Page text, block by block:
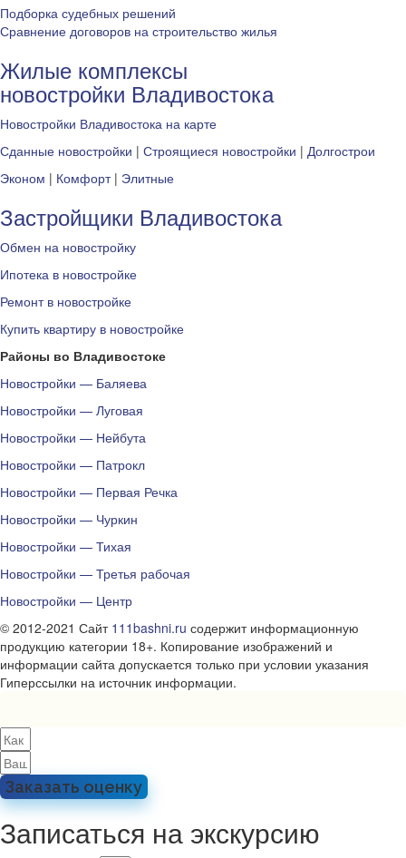
Подборка судебных решений
Сравнение договоров на строительство жилья
Жилые комплексы
новостройки Владивостока
Новостройки Владивостока на карте
Сданные новостройки | Строящиеся новостройки | Долгострои
Эконом | Комфорт| Элитные
Застройщики Владивостока
Обмен на новостройку
Ипотека в новостройке
Ремонт в новостройке
Купить квартиру в новостройке
Районы во Владивостоке
Новостройки — Баляева
Новостройки — Луговая
Новостройки — Нейбута
Новостройки — Патрокл
Новостройки — Первая Речка
Новостройки — Чуркин
Новостройки — Тихая
Новостройки — Третья рабочая
Новостройки — Центр
© 2012-2021 Сайт 111bashni.ru содержит информационную
продукцию категории 18+. Копирование изображений и
информации сайта допускается только при условии указания
Гиперссылки на источник информации.
Заказать оценку
Записаться на экскурсию